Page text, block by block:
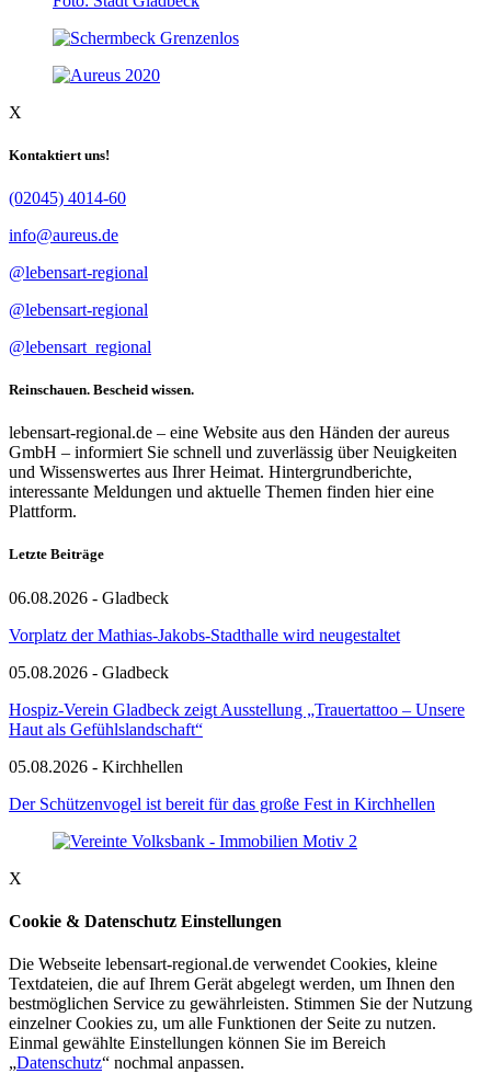
X
Kontaktiert uns!
(02045) 4014-60
info@aureus.de
@lebensart-regional
@lebensart-regional
@lebensart_regional
Reinschauen. Bescheid wissen.
lebensart-regional.de – eine Website aus den Händen der aureus
GmbH – informiert Sie schnell und zuverlässig über Neuigkeiten
und Wissenswertes aus Ihrer Heimat. Hintergrundberichte,
interessante Meldungen und aktuelle Themen finden hier eine
Plattform.
Letzte Beiträge
06.08.2026 - Gladbeck
Vorplatz der Mathias-Jakobs-Stadthalle wird neugestaltet
05.08.2026 - Gladbeck
Hospiz-Verein Gladbeck zeigt Ausstellung „Trauertattoo – Unsere
Haut als Gefühlslandschaft“
05.08.2026 - Kirchhellen
Der Schützenvogel ist bereit für das große Fest in Kirchhellen
X
Cookie & Datenschutz Einstellungen
Die Webseite lebensart-regional.de verwendet Cookies, kleine
Textdateien, die auf Ihrem Gerät abgelegt werden, um Ihnen den
bestmöglichen Service zu gewährleisten. Stimmen Sie der Nutzung
einzelner Cookies zu, um alle Funktionen der Seite zu nutzen.
Einmal gewählte Einstellungen können Sie im Bereich
„Datenschutz“ nochmal anpassen.